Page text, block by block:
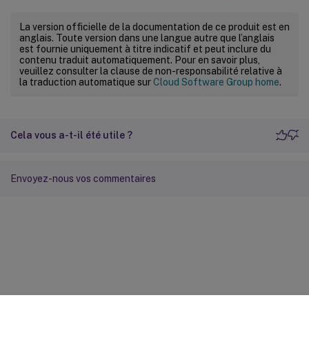
La version officielle de la documentation de ce produit est en
anglais. Toute version dans une langue autre que l’anglais
est fournie uniquement à titre indicatif et peut inclure du
contenu traduit automatiquement. Pour en savoir plus,
veuillez consulter la clause de non-responsabilité relative à
la traduction automatique surCloud Software Group home.
Cela vous a-t-il été utile ?
Envoyez-nous vos commentaires